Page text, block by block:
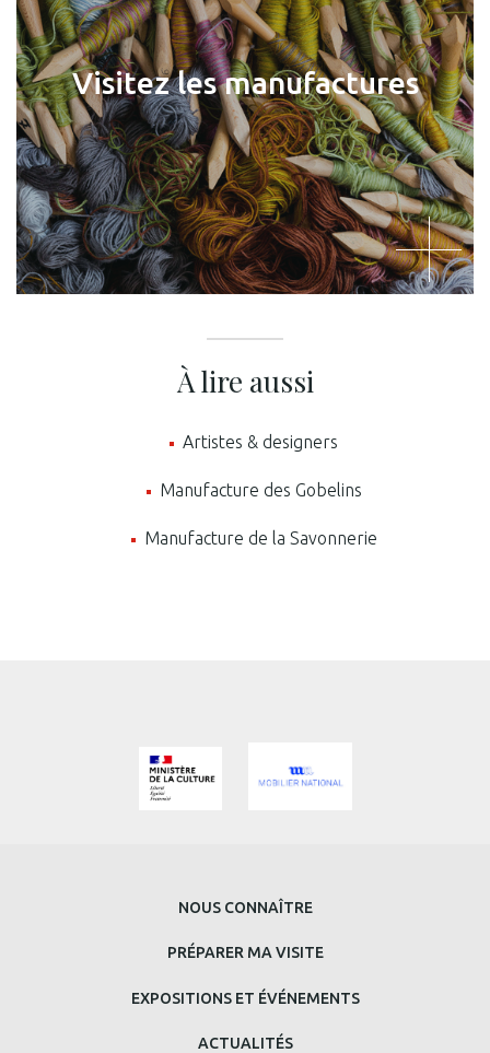
Visitez les manufactures
À lire aussi
Artistes & designers
Manufacture des Gobelins
Manufacture de la Savonnerie
PRINCIPAL
NOUS CONNAÎTRE
PRÉPARER MA VISITE
EXPOSITIONS ET ÉVÉNEMENTS
ACTUALITÉS